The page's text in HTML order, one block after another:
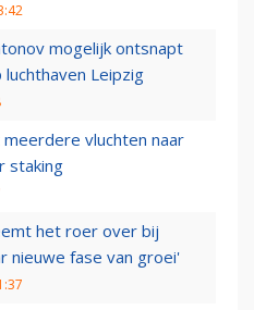
mogelijk ontsnapt
luchthaven Leipzig
meerdere vluchten naar
staking
het roer over bij
nieuwe fase van groei'